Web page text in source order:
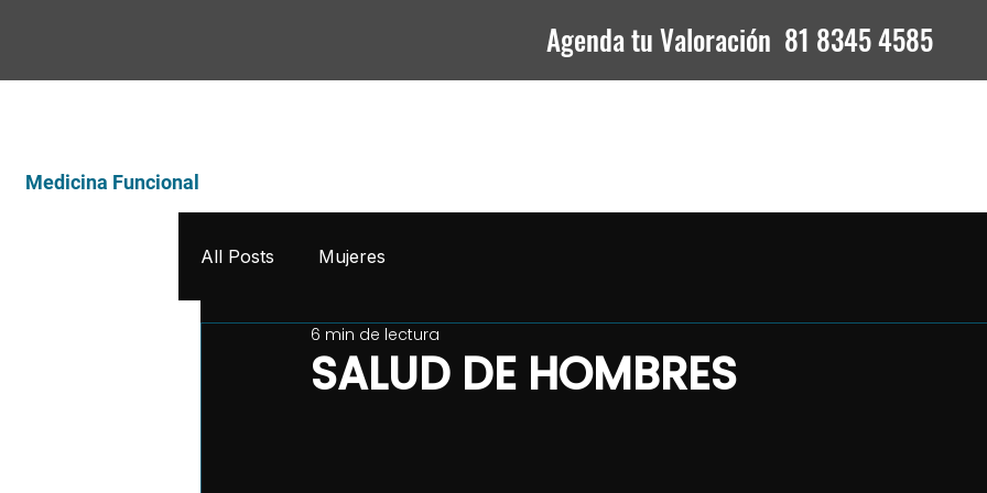
Agenda tu Valoración 81 8345 4585
Medicina Funcional
All Posts Mujeres
SALUD DE HOMBRES
6 min de lectura